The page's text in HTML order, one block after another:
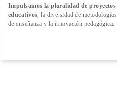
Impulsamos la pluralidad de proyectos
educativos , la diversidad de metodologías
de enseñanza y la innovación pedagógica.